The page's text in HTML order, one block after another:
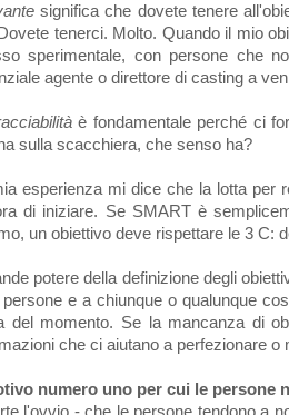
significa che dovete tenere
tenerci. Molto. Quando il mio
sperimentale, con persone che
agente o direttore di casting a
è fondamentale perché ci
sulla scacchiera, che senso ha?
esperienza mi dice che la lotta
di iniziare. Se SMART è
un obiettivo deve rispettare le 3 C:
potere della definizione degli
persone e a chiunque o qualunque
del momento. Se la mancanza di
che ci aiutano a perfezionare
numero uno per cui le